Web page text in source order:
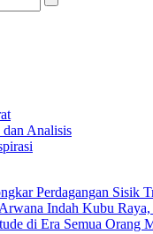
Analisis
Perdagangan Sisik
Indah Kubu
di Era Semua Orang